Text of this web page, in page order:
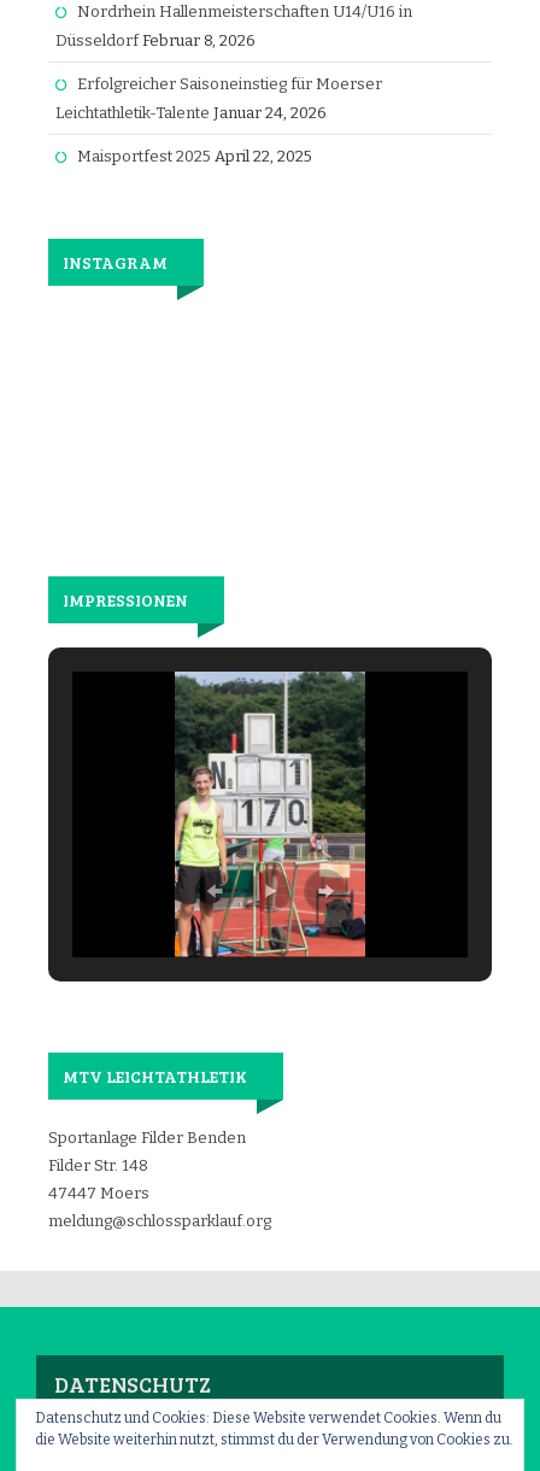
Nordrhein Hallenmeisterschaften U14/U16 in
Düsseldorf Februar 8, 2026
Erfolgreicher Saisoneinstieg für Moerser
Leichtathletik-Talente Januar 24, 2026
Maisportfest 2025 April 22, 2025
INSTAGRAM
IMPRESSIONEN
MTV LEICHTATHLETIK
Sportanlage Filder Benden
Filder Str. 148
47447 Moers
meldung@schlossparklauf.org
DATENSCHUTZ
Impressum–Datenschutz
Datenschutz und Cookies: Diese Website verwendet Cookies. Wenn du
die Website weiterhin nutzt, stimmst du der Verwendung von Cookies zu.